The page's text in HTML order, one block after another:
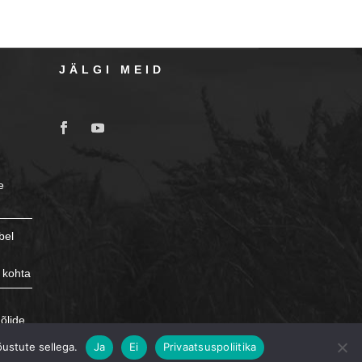
kohta
JÄLGI MEID
sellega. Ja Ei Privaatsuspoliitika